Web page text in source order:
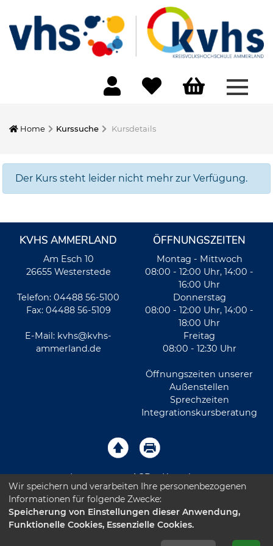
Home Kurssuche Kursdetails
Der Kurs steht leider nicht mehr zur Verfügung.
KVHS AMMERLAND
Am Esch 10
26655 Westerstede
Telefon: 04488 56-5100
Fax: 04488 56-5109
E-Mail: kvhs@kvhs-
ammerland.de
ÖFFNUNGSZEITEN
Montag - Mittwoch
08:00 - 12:00 Uhr, 14:00 -
16:00 Uhr
Donnerstag
08:00 - 12:00 Uhr, 14:00 -
18:00 Uhr
Freitag
08:00 - 12:30 Uhr
Öffnungszeiten unserer
Außenstellen
Sprechzeiten
Integrationskursberatung
Impressum AGB Kontakt
Sitemap Datenschutz Leichte Sprache
Barrierefreiheitserklärung
Wir speichern und verarbeiten Ihre personenbezogenen
Informationen für folgende Zwecke:
Speicherung von Einstellungen dieser Anwendung,
Funktionelle Cookies, Essenzielle Cookies.